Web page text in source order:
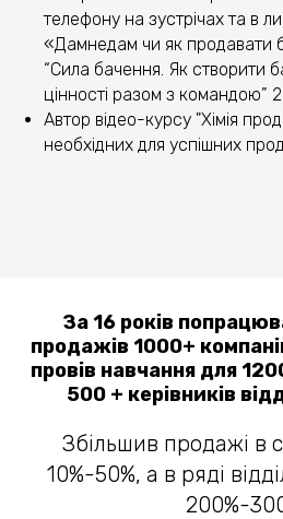
телефону на зустрічах та в
«Дамнедам чи як продавати
“Сила бачення. Як створити
цінності разом з командою”
Автор відео-курсу "Хімія
необхідних для успішних
За 16 років
продажів 1000+
провів навчання для
500 + керівників
Збільшив продажі в
10%-50%, а в ряді
200%-